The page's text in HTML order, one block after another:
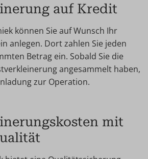
auf Kredit
können Sie auf Wunsch Ihr
anlegen. Dort zahlen Sie jeden
Betrag ein. Sobald Sie die
angesammelt haben,
zur Operation.
mit